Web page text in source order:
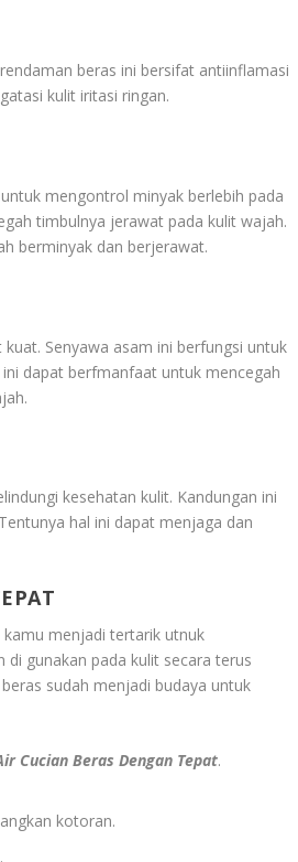
beras ini bersifat antiinflamasi
kulit iritasi ringan.
mengontrol minyak berlebih pada
timbulnya jerawat pada kulit wajah.
berminyak dan berjerawat.
Senyawa asam ini berfungsi untuk
dapat berfmanfaat untuk mencegah
kesehatan kulit. Kandungan ini
hal ini dapat menjaga dan
menjadi tertarik utnuk
di gunakan pada kulit secara terus
sudah menjadi budaya untuk
Cucian Beras Dengan Tepat.
kotoran.